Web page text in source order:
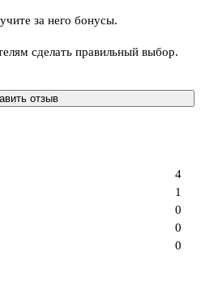
за него бонусы.
сделать правильный выбор.
отзыв
0
0
0
1
4